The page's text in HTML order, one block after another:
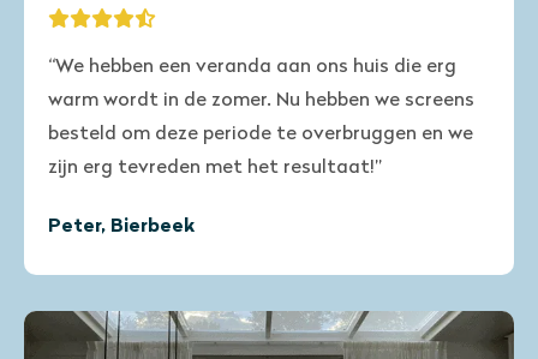
“We hebben een veranda aan ons huis die erg
warm wordt in de zomer. Nu hebben we screens
besteld om deze periode te overbruggen en we
zijn erg tevreden met het resultaat!”
Peter, Bierbeek